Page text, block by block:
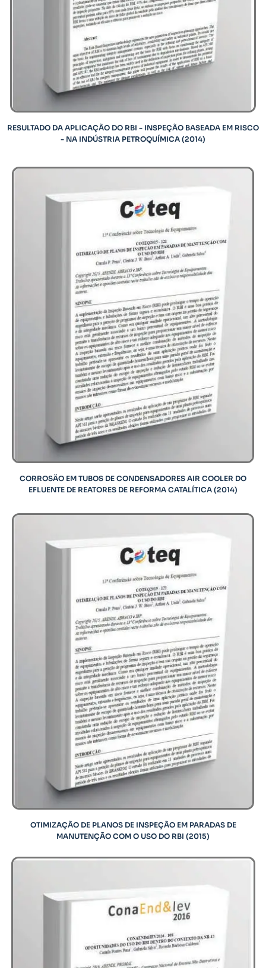
RESULTADO DA APLICAÇÃO DO RBI - INSPEÇÃO BASEADA EM RISCO
- NA INDÚSTRIA PETROQUÍMICA (2014)
CORROSÄO EM TUBOS DE CONDENSADORES AIR COOLER DO
EFLUENTE DE REATORES DE REFORMA CATALÍTICA (2014)
OTIMIZAÇÃO DE PLANOS DE INSPEÇÃO EM PARADAS DE
MANUTENÇÃO COM O USO DO RBI (2015)